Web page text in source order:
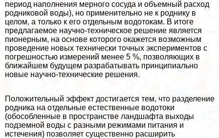
период наполнения мерного сосуда и объемный расход
родниковой воды), но применительно не к роднику в
целом, а только к его отдельным водотокам. В итоге
предлагаемое научно-техническое решение является
пионерным, на основе которого окажется возможным
проведение новых технически точных экспериментов с
погрешностью измерений менее 5 %, позволяющих в
ближайшем будущем разpaбатывать принципиально
новые научно-технические решения.
Положительный эффект достигается тем, что разделение
родника на отдельные естественные водотоки
(обособленные в прострaнcтве ландшафта выходы
подземной воды с разными режимами питания и
истечения) позволяет существенно расширить